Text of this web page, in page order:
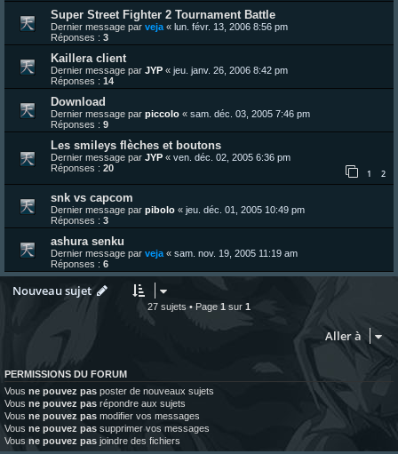
Super Street Fighter 2 Tournament Battle
Dernier message par veja « lun. févr. 13, 2006 8:56 pm
Réponses : 3
Kaillera client
Dernier message par JYP « jeu. janv. 26, 2006 8:42 pm
Réponses : 14
Download
Dernier message par piccolo « sam. déc. 03, 2005 7:46 pm
Réponses : 9
Les smileys flèches et boutons
Dernier message par JYP « ven. déc. 02, 2005 6:36 pm
Réponses : 20 1 2
snk vs capcom
Dernier message par pibolo « jeu. déc. 01, 2005 10:49 pm
Réponses : 3
ashura senku
Dernier message par veja « sam. nov. 19, 2005 11:19 am
Réponses : 6
Nouveau sujet
27 sujets • Page 1 sur 1
Aller à
PERMISSIONS DU FORUM
Vous ne pouvez pas poster de nouveaux sujets
Vous ne pouvez pas répondre aux sujets
Vous ne pouvez pas modifier vos messages
Vous ne pouvez pas supprimer vos messages
Vous ne pouvez pas joindre des fichiers